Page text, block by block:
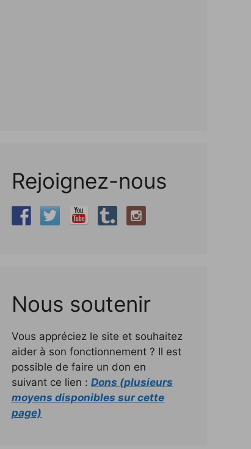
Rejoignez-nous
Nous soutenir
Vous appréciez le site et souhaitez
aider à son fonctionnement ? Il est
possible de faire un don en
suivant ce lien : Dons (plusieurs
moyens disponibles sur cette
page)